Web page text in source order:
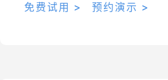
免费试用 > 预约演示 >